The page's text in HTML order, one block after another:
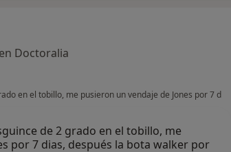
Doctoralia
en el tobillo, me pusieron un vendaje de Jones por 7 d
de 2 grado en el tobillo, me
por 7 dias, después la bota walker por